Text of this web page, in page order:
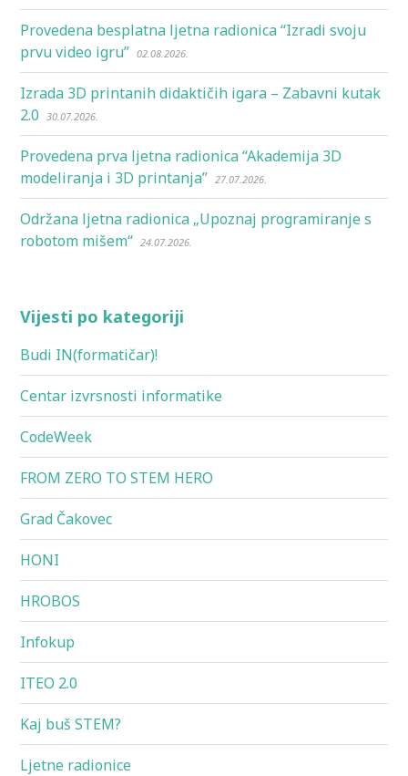
Provedena besplatna ljetna radionica “Izradi svoju
prvu video igru” 02.08.2026.
Izrada 3D printanih didaktičih igara – Zabavni kutak
2.0
30.07.2026.
Provedena prva ljetna radionica “Akademija 3D
modeliranja i 3D printanja” 27.07.2026.
Održana ljetna radionica „Upoznaj programiranje s
robotom mišem“ 24.07.2026.
Vijesti po kategoriji
Budi IN(formatičar)!
Centar izvrsnosti informatike
CodeWeek
FROM ZERO TO STEM HERO
Grad Čakovec
HONI
HROBOS
Infokup
ITEO 2.0
Kaj buš STEM?
Ljetne radionice